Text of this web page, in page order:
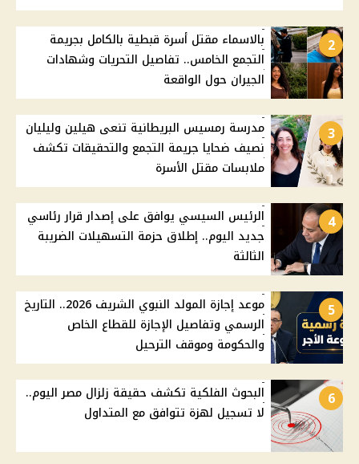
2
بالاسماء مقتل أسرة قبطية بالكامل بجريمة
التجمع الخامس.. تفاصيل التحريات وشهادات
الجيران حول الواقعة
3
مدرسة رمسيس البريطانية تنعى هيلين وليليان
نصيف ضحايا جريمة التجمع والتحقيقات تكشف
ملابسات مقتل الأسرة
4
الرئيس السيسي يوافق على إصدار قرار رئاسي
جديد اليوم.. إطلاق حزمة التسهيلات الضريبة
الثالثة
5
موعد إجازة المولد النبوي الشريف 2026.. التاريخ
الرسمي وتفاصيل الإجازة للقطاع الخاص
والحكومة وموقف الترحيل
6
البحوث الفلكية تكشف حقيقة زلزال مصر اليوم..
لا تسجيل لهزة تتوافق مع المتداول